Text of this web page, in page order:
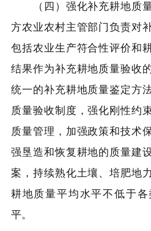
（四）强化补充耕地质量
方农业农村主管部门负责对
包括农业生产符合性评价和
结果作为补充耕地质量验收
统一的补充耕地质量鉴定方
质量验收制度，强化刚性约
质量管理，加强政策和技术
强垦造和恢复耕地的质量建
案，持续熟化土壤、培肥地
耕地质量平均水平不低于
平。